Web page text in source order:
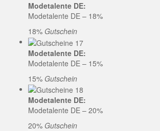
Modetalente DE:
Modetalente DE – 18%
18% Gutschein
Modetalente DE:
Modetalente DE – 15%
15% Gutschein
Modetalente DE:
Modetalente DE – 20%
20% Gutschein